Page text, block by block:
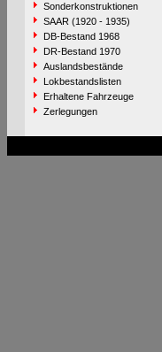
Sonderkonstruktionen
SAAR (1920 - 1935)
DB-Bestand 1968
DR-Bestand 1970
Auslandsbestände
Lokbestandslisten
Erhaltene Fahrzeuge
Zerlegungen